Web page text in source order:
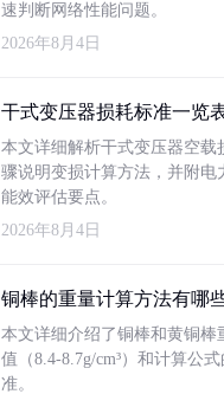
速判断网络性能问题。
2026年8月4日
干式变压器损耗标准一览
本文详细解析干式变压器空载
骤说明变损计算方法，并附电
能效评估要点。
2026年8月4日
铜棒的重量计算方法有哪
本文详细介绍了铜棒和黄铜
值（8.4-8.7g/cm³）和计算公
准。